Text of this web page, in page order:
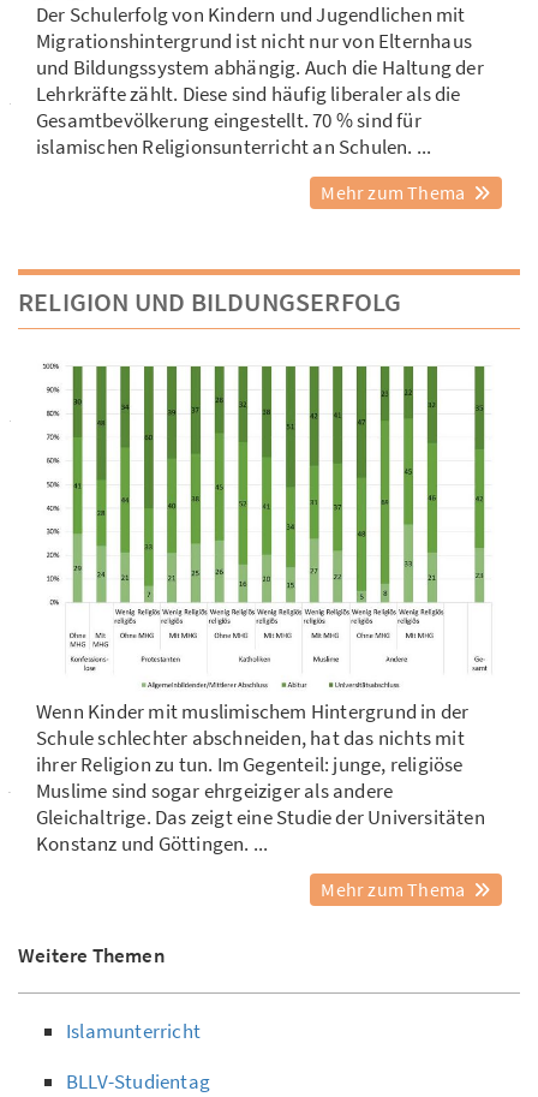
Der Schulerfolg von Kindern und Jugendlichen mit
Migrationshintergrund ist nicht nur von Elternhaus
und Bildungssystem abhängig. Auch die Haltung der
Lehrkräfte zählt. Diese sind häufig liberaler als die
Gesamtbevölkerung eingestellt. 70 % sind für
islamischen Religionsunterricht an Schulen. ...
Mehr zum Thema
RELIGION UND BILDUNGSERFOLG
Wenn Kinder mit muslimischem Hintergrund in der
Schule schlechter abschneiden, hat das nichts mit
ihrer Religion zu tun. Im Gegenteil: junge, religiöse
Muslime sind sogar ehrgeiziger als andere
Gleichaltrige. Das zeigt eine Studie der Universitäten
Konstanz und Göttingen. ...
Mehr zum Thema
Weitere Themen
Islamunterricht
BLLV-Studientag